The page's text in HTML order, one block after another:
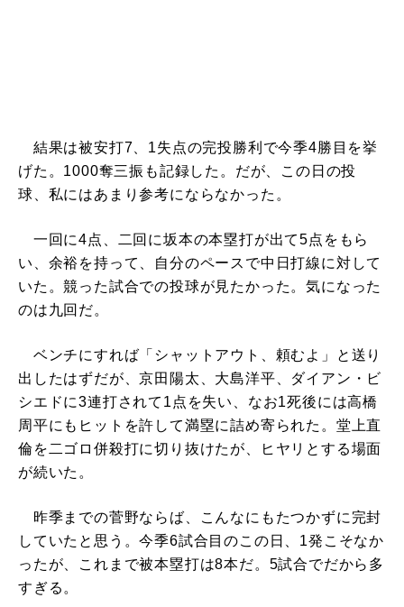
結果は被安打7、1失点の完投勝利で今季4勝目を挙
げた。1000奪三振も記録した。だが、この日の投
球、私にはあまり参考にならなかった。
一回に4点、二回に坂本の本塁打が出て5点をもら
い、余裕を持って、自分のペースで中日打線に対して
いた。競った試合での投球が見たかった。気になった
のは九回だ。
ベンチにすれば「シャットアウト、頼むよ」と送り
出したはずだが、京田陽太、大島洋平、ダイアン・ビ
シエドに3連打されて1点を失い、なお1死後には高橋
周平にもヒットを許して満塁に詰め寄られた。堂上直
倫を二ゴロ併殺打に切り抜けたが、ヒヤリとする場面
が続いた。
昨季までの菅野ならば、こんなにもたつかずに完封
していたと思う。今季6試合目のこの日、1発こそなか
ったが、これまで被本塁打は8本だ。5試合でだから多
すぎる。